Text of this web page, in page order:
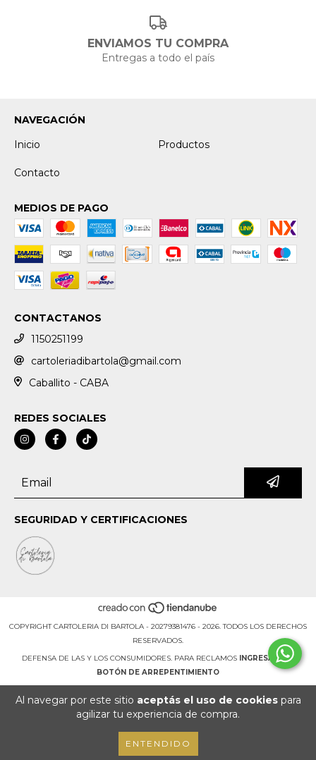
Al navegar por este sitio aceptás el uso de cookiespara
agilizar tu experiencia de compra.
ENTENDIDO
ENVIAMOS TU COMPRA
Entregas a todo el país
NAVEGACIÓN
Inicio
Productos
Contacto
MEDIOS DE PAGO
CONTACTANOS
1150251199
cartoleriadibartola@gmail.com
Caballito - CABA
REDES SOCIALES
SEGURIDAD Y CERTIFICACIONES
COPYRIGHT CARTOLERIA DI BARTOLA - 20279381476 - 2026. TODOS LOS DERECHOS
RESERVADOS.
DEFENSA DE LAS Y LOS CONSUMIDORES. PARA RECLAMOS INGRESÁ ACÁ.
BOTÓN DE ARREPENTIMIENTO